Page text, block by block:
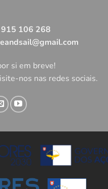
106 268
si em breve!
nos nas redes sociais.